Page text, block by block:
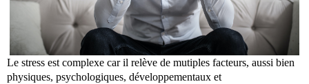
Le stress est complexe car il relève de mutiples facteurs, aussi bien
physiques, psychologiques, développementaux et